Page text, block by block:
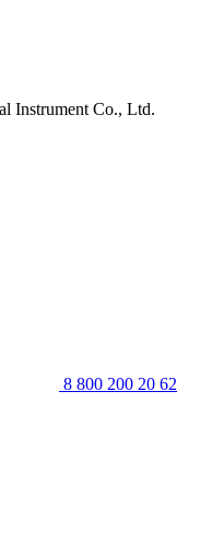
Instrument Co., Ltd.
8 800 200 20 62